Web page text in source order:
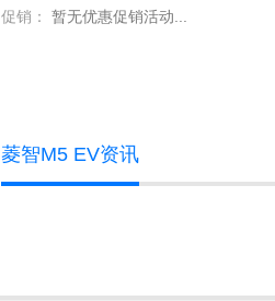
促销：
暂无优惠促销活动...
菱智M5 EV资讯